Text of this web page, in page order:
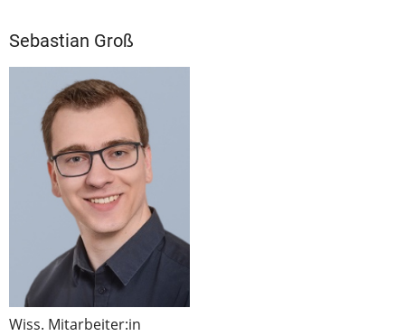
Sebastian Groß
Wiss. Mitarbeiter:in